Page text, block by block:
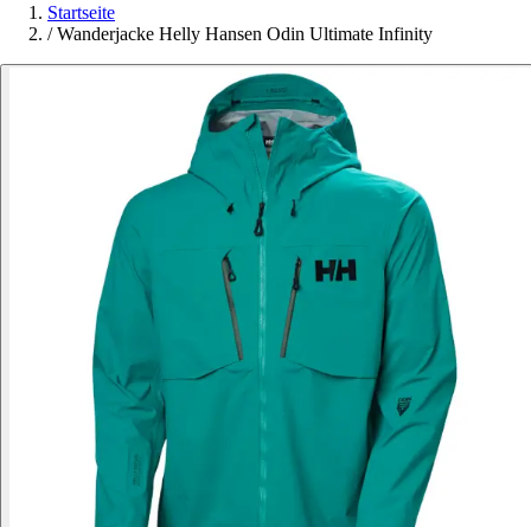
Startseite
/ Wanderjacke Helly Hansen Odin Ultimate Infinity